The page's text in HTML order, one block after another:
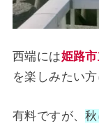
西端には姫路
を楽しみたい
有料ですが、